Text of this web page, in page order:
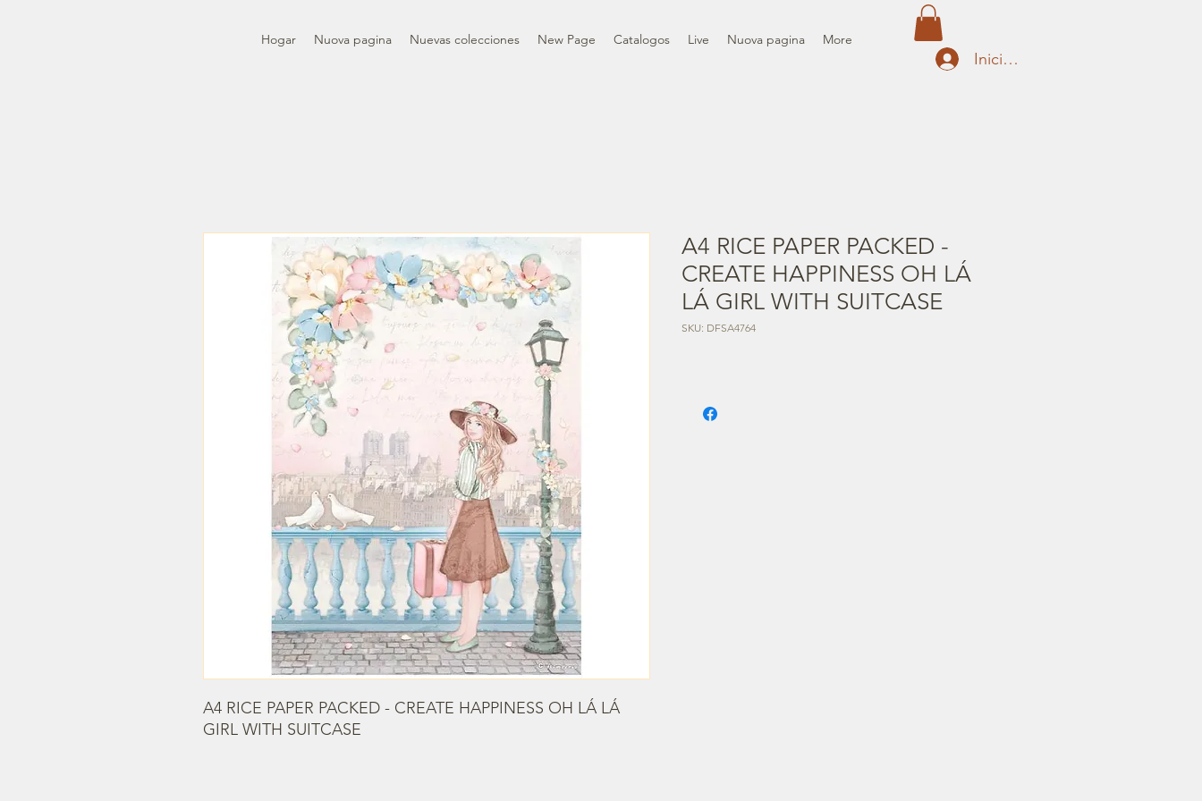
Hogar Nuova pagina Nuevas colecciones New Page Catalogos Live Nuova pagina More
Iniciar sesión
A4 RICE PAPER PACKED - CREATE HAPPINESS OH LÁ LÁ
GIRL WITH SUITCASE
A4 RICE PAPER PACKED -
CREATE HAPPINESS OH LÁ
LÁ GIRL WITH SUITCASE
SKU: DFSA4764